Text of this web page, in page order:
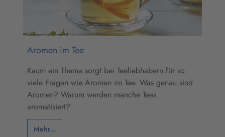
Aromen im Tee
Kaum ein Thema sorgt bei Teeliebhabern für so
viele Fragen wie Aromen im Tee. Was genau sind
Aromen? Warum werden manche Tees
aromatisiert?
Mehr...